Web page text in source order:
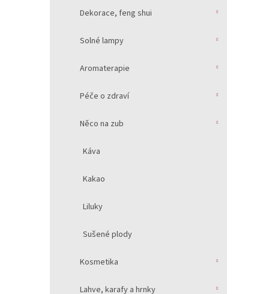
Dekorace, feng shui
Solné lampy
Aromaterapie
Péče o zdraví
Něco na zub
Káva
Kakao
Liluky
Sušené plody
Kosmetika
Lahve, karafy a hrnky